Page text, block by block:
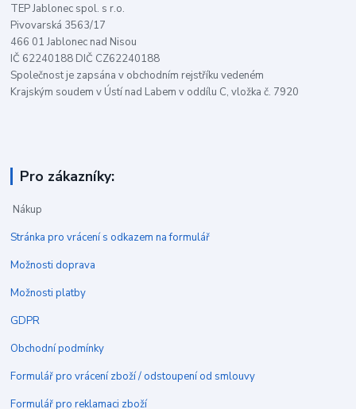
TEP Jablonec spol. s r.o.
Pivovarská 3563/17
466 01 Jablonec nad Nisou
IČ 62240188 DIČ CZ62240188
Společnost je zapsána v obchodním rejstříku vedeném
Krajským soudem v Ústí nad Labem v oddílu C, vložka č. 7920
Pro zákazníky:
Nákup
Stránka pro vrácení s odkazem na formulář
Možnosti doprava
Možnosti platby
GDPR
Obchodní podmínky
Formulář pro vrácení zboží / odstoupení od smlouvy
Formulář pro reklamaci zboží